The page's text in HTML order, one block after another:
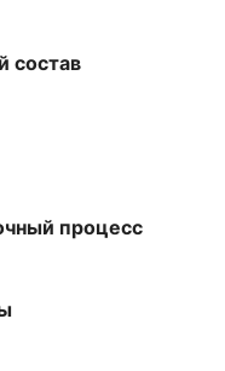
состав
процесс